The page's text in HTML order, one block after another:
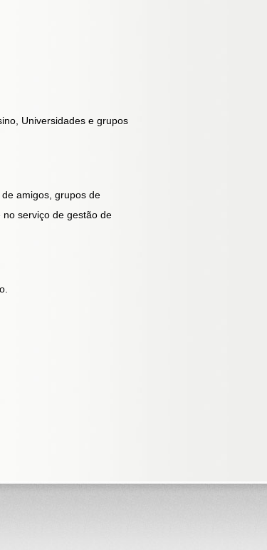
Universidades e grupos
amigos, grupos de
serviço de gestão de